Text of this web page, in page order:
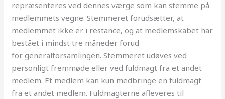
repræsenteres ved dennes værge som kan stemme på
medlemmets vegne. Stemmeret forudsætter, at
medlemmet ikke er i restance, og at medlemskabet har
bestået i mindst tre måneder forud
forgeneralforsamlingen. Stemmeret udøves ved
personligt fremmøde eller ved fuldmagt fra et andet
medlem. Et medlem kan kun medbringe en fuldmagt
fra et andet medlem. Fuldmagterne afleveres til